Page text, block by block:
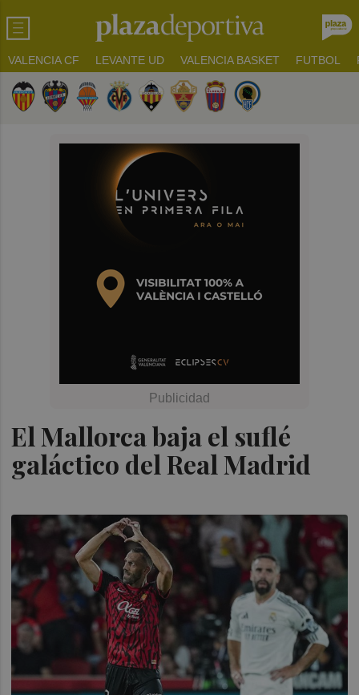
VALENCIA CF LEVANTE UD VALENCIA BASKET FUTBOL
El Mallorca baja el suflé
galáctico del Real Madrid